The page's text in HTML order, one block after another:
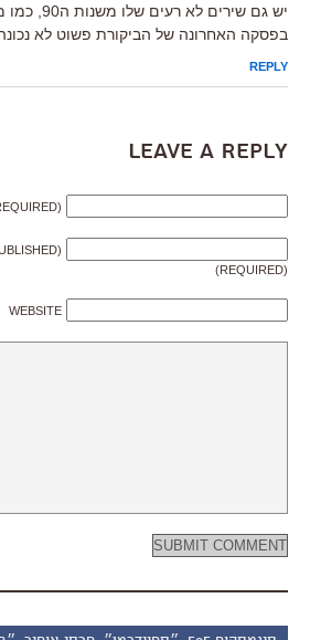
יש גם
בפסקה האחרונה של הביקורת פשוט לא
REPLY
Leave a Reply
(REQUIRED)
WEBSITE